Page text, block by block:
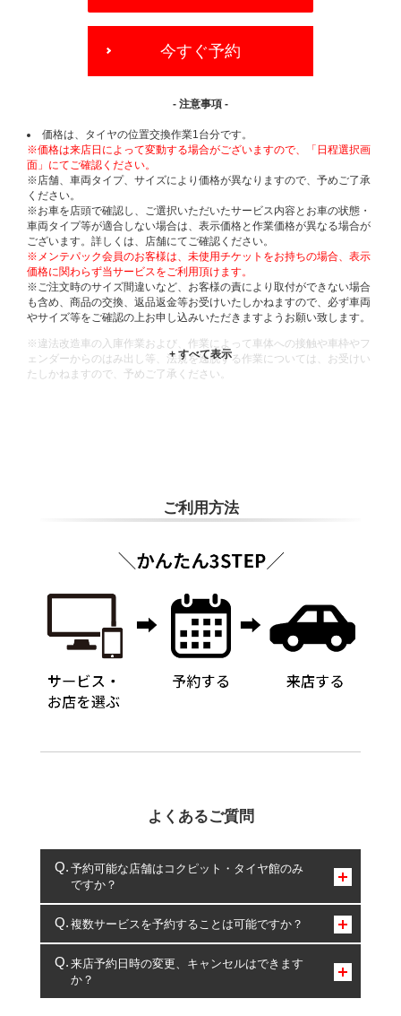
OPTIONS
今すぐ予約
- 注意事項 -
価格は、タイヤの位置交換作業1台分です。
※価格は来店日によって変動する場合がございますので、「日程選択画
面」にてご確認ください。
※店舗、車両タイプ、サイズにより価格が異なりますので、予めご了承
ください。
※お車を店頭で確認し、ご選択いただいたサービス内容とお車の状態・
車両タイプ等が適合しない場合は、表示価格と作業価格が異なる場合が
ございます。詳しくは、店舗にてご確認ください。
※メンテパック会員のお客様は、未使用チケットをお持ちの場合、表示
価格に関わらず当サービスをご利用頂けます。
※ご注文時のサイズ間違いなど、お客様の責により取付ができない場合
も含め、商品の交換、返品返金等お受けいたしかねますので、必ず車両
やサイズ等をご確認の上お申し込みいただきますようお願い致します。
※違法改造車の入庫作業および、作業によって車体への接触や車枠やフ
ェンダーからのはみ出し等、法規を逸脱する作業については、お受けい
たしかねますので、予めご了承ください。
ご利用方法
よくあるご質問
予約可能な店舗はコクピット・タイヤ館のみ
ですか？
コクピット・タイヤ館のみとなります。
複数サービスを予約することは可能ですか？
複数サービスのご予約は可能です。
一部の商品・サービスの組み合わせに限り、同時にご予約が
出来ないものもございます。
来店予約日時の変更、キャンセルはできます
か？